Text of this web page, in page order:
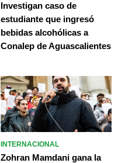
Investigan caso de
estudiante que ingresó
bebidas alcohólicas a
Conalep de Aguascalientes
INTERNACIONAL
Zohran Mamdani gana la